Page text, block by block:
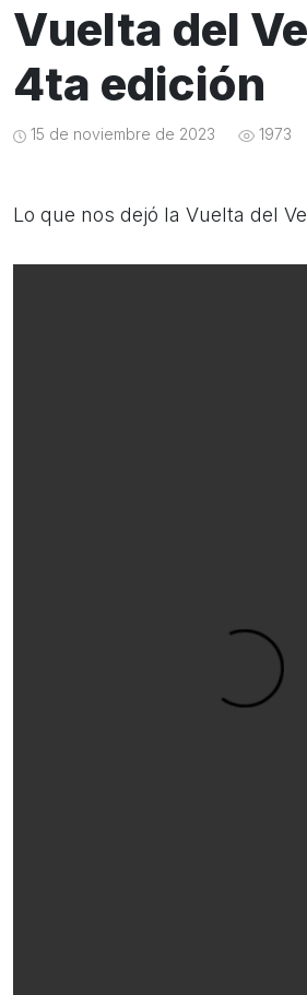
Vuelta del
4ta edición
15 de noviembre de 2023 1973
Lo que nos dejó la Vuelta del